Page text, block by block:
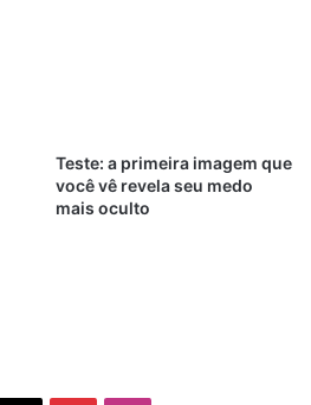
Teste: a primeira imagem que
você vê revela seu medo
mais oculto